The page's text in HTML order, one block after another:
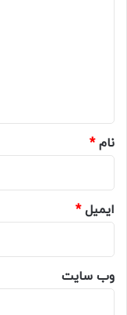
نام*
ایمیل*
وب‌ سایت